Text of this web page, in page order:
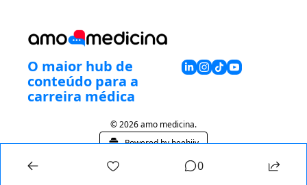
O maior hub de
conteúdo para a
carreira médica
© 2026 amo medicina.
Powered by beehiiv
0